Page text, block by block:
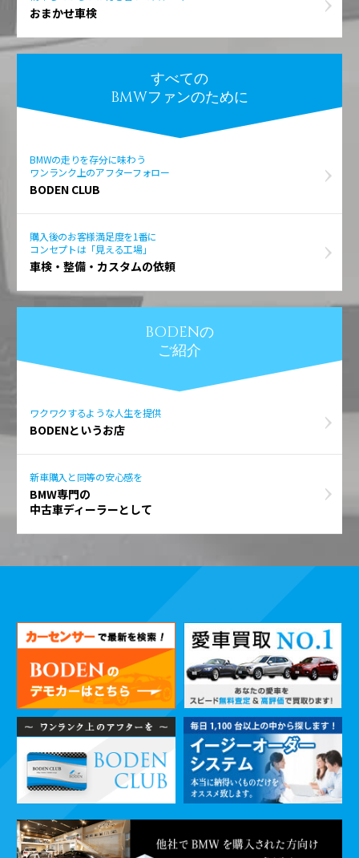
おまかせ車検
すべての
BMWファンのために
BMWの走りを存分に味わう
ワンランク上のアフターフォロー
BODEN CLUB
購入後のお客様満足度を1番に
コンセプトは「見える工場」
車検・整備・カスタムの依頼
BODENの
ご紹介
ワクワクするような人生を提供
BODENというお店
新車購入と同等の安心感を
BMW専門の
中古車ディーラーとして